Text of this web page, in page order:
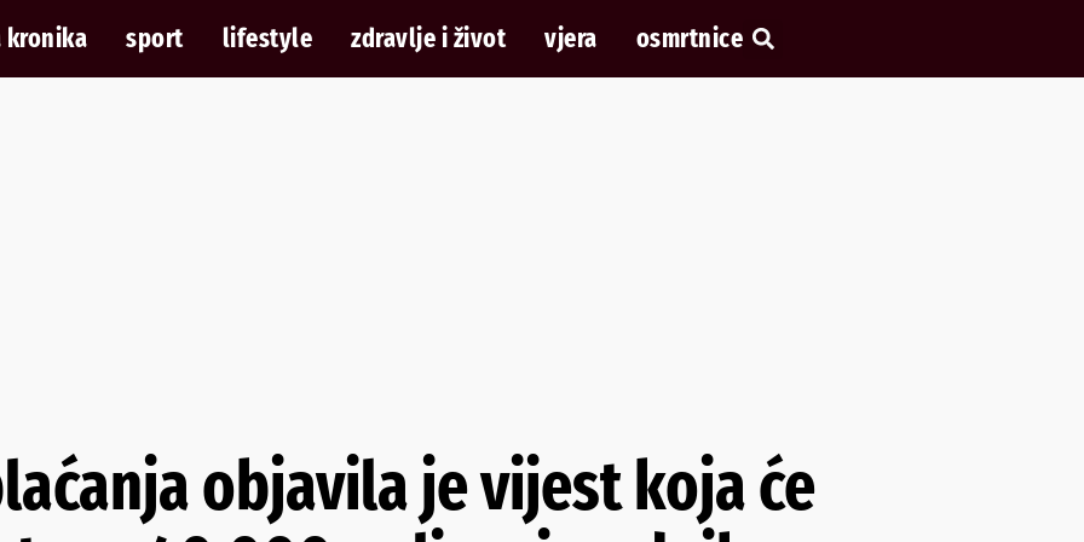
kronika sport lifestyle zdravlje i život vjera osmrtnice
objavila je vijest koja će